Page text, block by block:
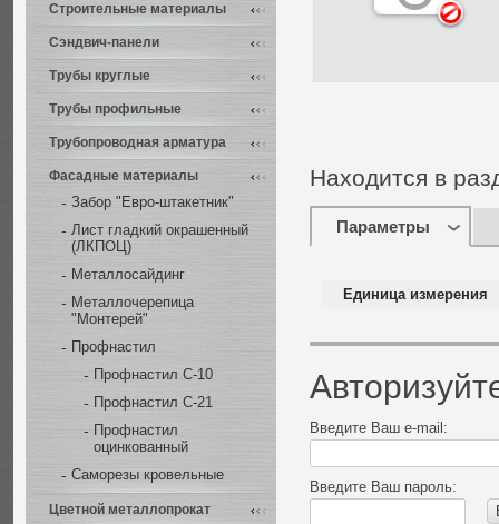
Находится в
Параметры
Единица измерения
Введите Ваш e-mail:
Введите Ваш пароль:
Строительные материалы
Сэндвич-панели
Трубы круглые
Трубы профильные
Трубопроводная арматура
Фасадные материалы
Забор "Евро-штакетник"
Лист гладкий окрашенный
(ЛКПОЦ)
Металлосайдинг
Металлочерепица
"Монтерей"
Профнастил
Профнастил С-10
Профнастил С-21
Профнастил
оцинкованный
Саморезы кровельные
Цветной металлопрокат